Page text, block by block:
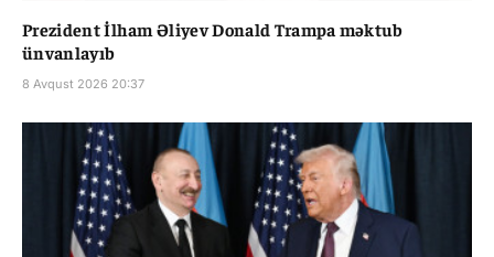
Prezident İlham Əliyev Donald Trampa məktub
ünvanlayıb
8 Avqust 2026 20:37